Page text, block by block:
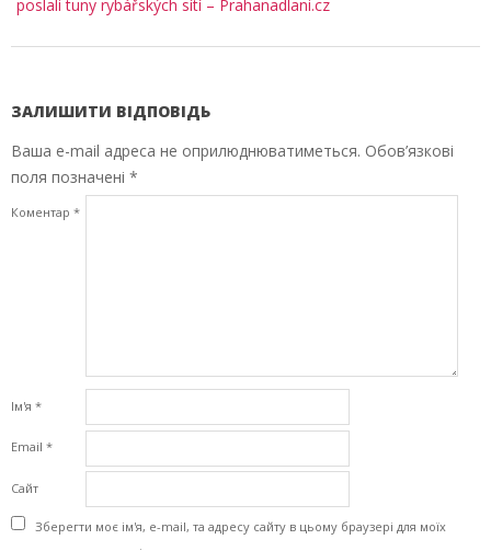
poslali tuny rybářských sítí – Prahanadlani.cz
ЗАЛИШИТИ ВІДПОВІДЬ
Ваша e-mail адреса не оприлюднюватиметься. Обов’язкові
поля позначені *
Коментар *
Ім'я *
Email *
Сайт
Зберегти моє ім'я, e-mail, та адресу сайту в цьому браузері для моїх